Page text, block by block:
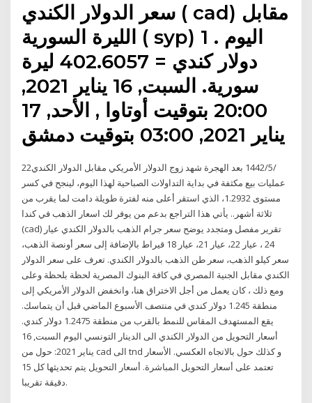
سعر الدولار الكندي ( cad) مقابل
الليرة السورية ( syp) اليوم . 1
دولار كندي = 402.6057 ليرة
سورية. السبت, 16 يناير 2021,
20:00 بتوقيت أوتاوا , الأحد, 17
يناير 2021, 03:00 بتوقيت دمشق
22‏‏/5‏‏/1442 بعد الهجرة شهد زوج الدولار الأمريكي مقابل الدولار الكندي
عمليات بيع مكثفة في بداية التداولات الصباحية لهذا اليوم، لينجح في كسر
مستوى 1.2932، الذي استقر أعلى منه لفترة طويلة دامت لما يقرب من
ثلاثة أشهر.. يأتي هذا التراجع بدعم من يوفر لك اسعار الذهب في كندا
(cad) تقرير مفصل ومتجدد يوضح سعر جرام الذهب بالدولار الكندي عيار
24 ، عيار 22، عيار 21، عيار 18 قيراط بالإضافة إلى سعر أونصة الذهب،
سعر كيلو الذهب، سعر طن الذهب بالدولار الكندي. تعرف على سعر الدولار
الكندي مقابل الجنية المصري في كافة البنوك المصرية لحظة بلحظة وعلى
ومع ذلك ، كان يعمل من أجل الاختراق هنا، وانخفض الدولار الأمريكي إلى
منطقة 1.245 دولار كندي في منتصف الأسبوع الماضي قبل أن يتماسك.
يقع المستهدف المقاس للنمط بالقرب من منطقة 1.2475 دولار كندي.
أسعار التحويل من الدولار الكندي الى الدينار التونسي اليوم السبت, 16
يناير 2021: حول من cad الى tnd و كذلك حول بالاتجاه العكسي. الأسعار
تعتمد على أسعار التحويل المباشرة. أسعار التحويل يتم تحديثها كل 15
دقيقة تقريبا.